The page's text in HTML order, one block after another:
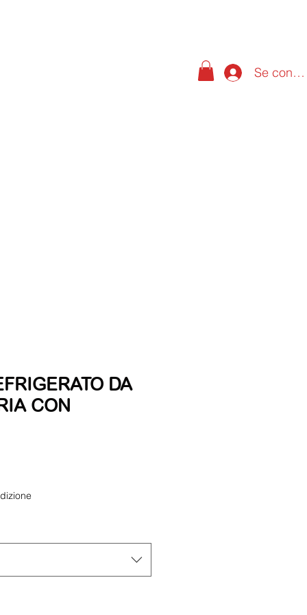
Se
DA
CON